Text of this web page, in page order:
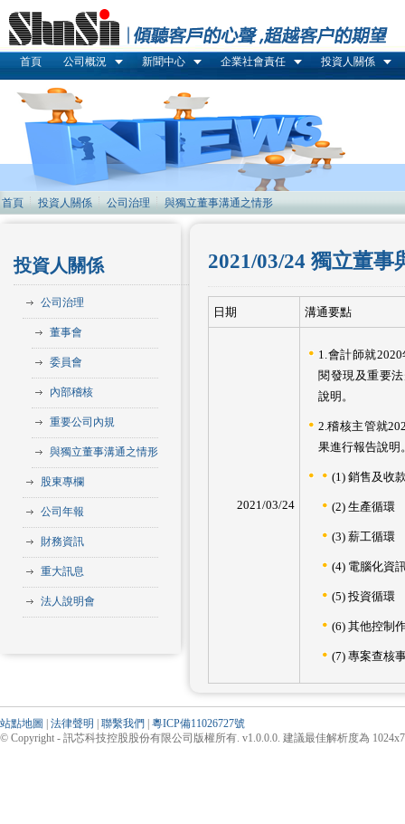
首頁 公司概況 新聞中心 企業社會責任 投資人關係
首頁 投資人關係 公司治理 與獨立董事溝通之情形
投資人關係
公司治理
董事會
委員會
內部稽核
重要公司內規
與獨立董事溝通之情形
股東專欄
公司年報
財務資訊
重大訊息
法人說明會
2021/03/24 獨立董
日期 溝通要點
2021/03/24
1.會計師就
閱發現及重要
說明。
2.稽核主管就
果進行報告說明
(1) 銷售及收
(2) 生產循環
(3) 薪工循環
(4) 電腦化資
(5) 投資循環
(6) 其他控制
(7) 專案查核
站點地圖 法律聲明 聯繫我們
粵ICP備11026727號
© Copyright - 訊芯科技控股股份有限公司版權所有. v1.0.0.0. 建議最佳解析度為